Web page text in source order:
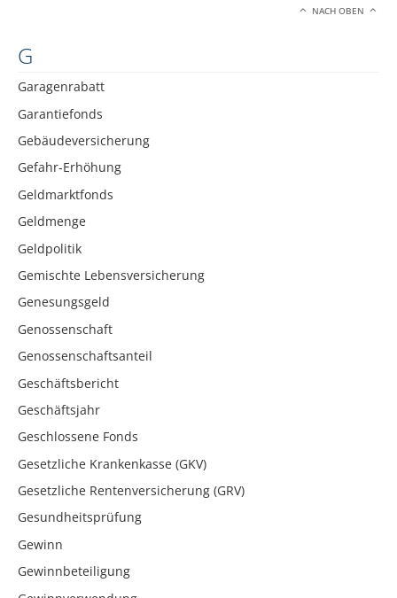
NACH OBEN
G
Garagenrabatt
Garantiefonds
Gebäudeversicherung
Gefahr-Erhöhung
Geldmarktfonds
Geldmenge
Geldpolitik
Gemischte Lebensversicherung
Genesungsgeld
Genossenschaft
Genossenschaftsanteil
Geschäftsbericht
Geschäftsjahr
Geschlossene Fonds
Gesetzliche Krankenkasse (GKV)
Gesetzliche Rentenversicherung (GRV)
Gesundheitsprüfung
Gewinn
Gewinnbeteiligung